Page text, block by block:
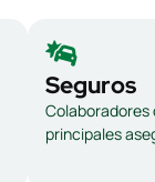
Seguros
Colaboradores
principales